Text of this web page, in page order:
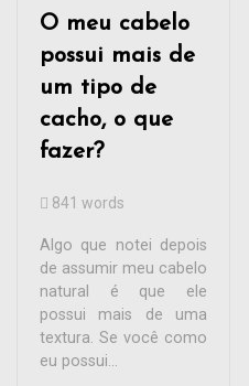
O meu cabelo
possui mais de
um tipo de
cacho, o que
fazer?
841 words
Algo que notei depois
de assumir meu cabelo
natural é que ele
possui mais de uma
textura. Se você como
eu possui...